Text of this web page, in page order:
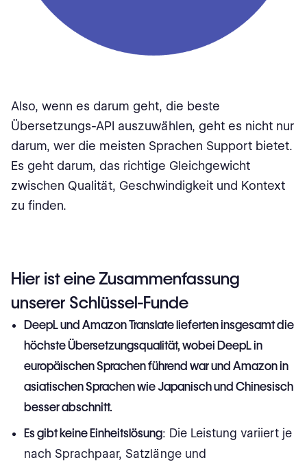
Also, wenn es darum geht, die beste
Übersetzungs-API auszuwählen, geht es nicht nur
darum, wer die meisten Sprachen Support bietet.
Es geht darum, das richtige Gleichgewicht
zwischen Qualität, Geschwindigkeit und Kontext
zu finden.
Hier ist eine Zusammenfassung
unserer Schlüssel-Funde
DeepL und Amazon Translate lieferten insgesamt die
höchste Übersetzungsqualität, wobei DeepL in
europäischen Sprachen führend war und Amazon in
asiatischen Sprachen wie Japanisch und Chinesisch
besser abschnitt.
Es gibt keine Einheitslösung: Die Leistung variiert je
nach Sprachpaar, Satzlänge und